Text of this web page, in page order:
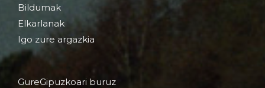
Bildumak
Elkarlanak
Igo zure argazkia
GureGipuzkoari buruz